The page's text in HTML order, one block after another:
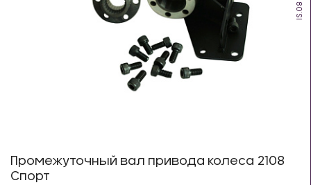
IS.08
Промежуточный вал привода колеса 2108
Спорт